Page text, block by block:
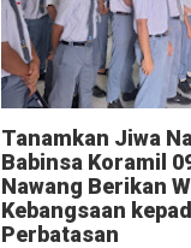
Tanamkan Jiwa
Babinsa Koramil
Nawang Berikan
Kebangsaan
Perbatasan